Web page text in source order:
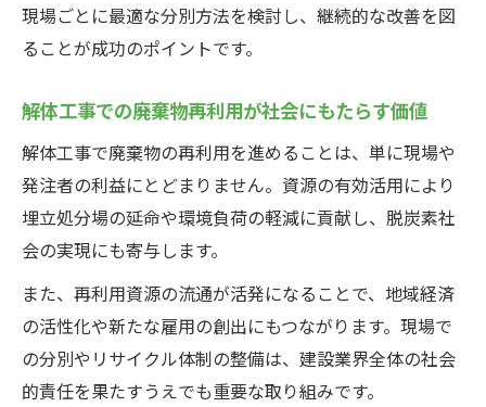
現場ごとに最適な分別方法を検討し、継続的な改善を図
ることが成功のポイントです。
解体工事での廃棄物再利用が社会にもたらす価値
解体工事で廃棄物の再利用を進めることは、単に現場や
発注者の利益にとどまりません。資源の有効活用により
埋立処分場の延命や環境負荷の軽減に貢献し、脱炭素社
会の実現にも寄与します。
また、再利用資源の流通が活発になることで、地域経済
の活性化や新たな雇用の創出にもつながります。現場で
の分別やリサイクル体制の整備は、建設業界全体の社会
的責任を果たすうえでも重要な取り組みです。